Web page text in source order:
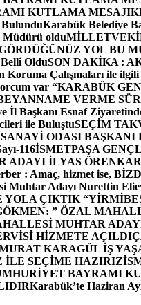
KUTLAMA MESAJI
BulunduKarabük Belediye
Müdürü oldu
YOL BU
OlduSON DAKİKA : AK
Çalışmaları ile ilgili
var “KARABÜK
VERME
İl Başkanı Esnaf
ile BuluştuSEÇİM
ODASI
116İSMETPAŞA
ADAYI İLYAS ÖREN
: Amaç, hizmet ise,
Muhtar Adayı Nurettin
YOLA ÇIKTIK “
” ÖZAL
MUHTAR
HİZMETE AÇILDI
KARAGÜL İŞ
SEÇİME HAZIRIZ
BAYRAMI
Karabük’te Haziran